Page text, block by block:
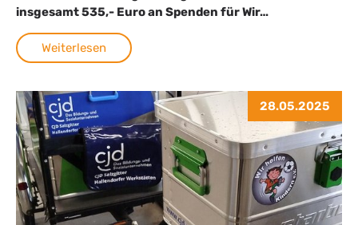
insgesamt 535,- Euro an Spenden für Wir…
Weiterlesen
28.05.2025